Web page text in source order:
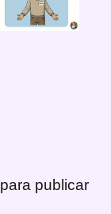
para publicar